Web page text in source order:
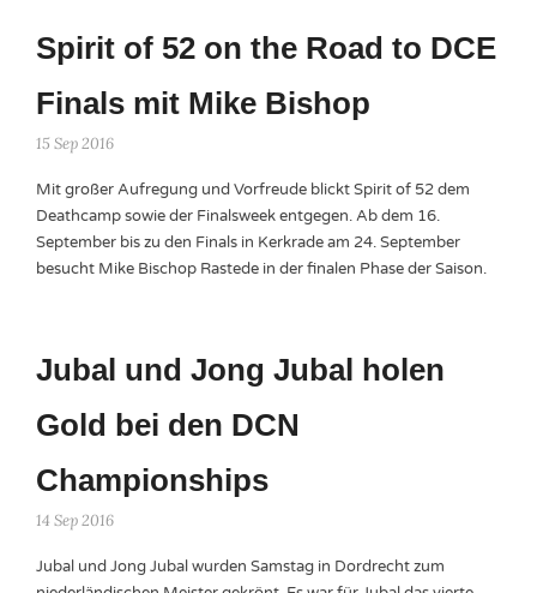
Spirit of 52 on the Road to DCE
Finals mit Mike Bishop
15 Sep 2016
Mit großer Aufregung und Vorfreude blickt Spirit of 52 dem
Deathcamp sowie der Finalsweek entgegen. Ab dem 16.
September bis zu den Finals in Kerkrade am 24. September
besucht Mike Bischop Rastede in der finalen Phase der Saison.
Jubal und Jong Jubal holen
Gold bei den DCN
Championships
14 Sep 2016
Jubal und Jong Jubal wurden Samstag in Dordrecht zum